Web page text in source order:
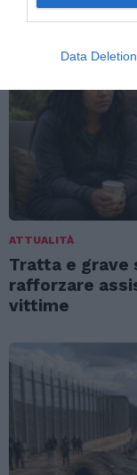
Data Deletion
ATTUALITÀ
Tratta e
rafforzare
vittime